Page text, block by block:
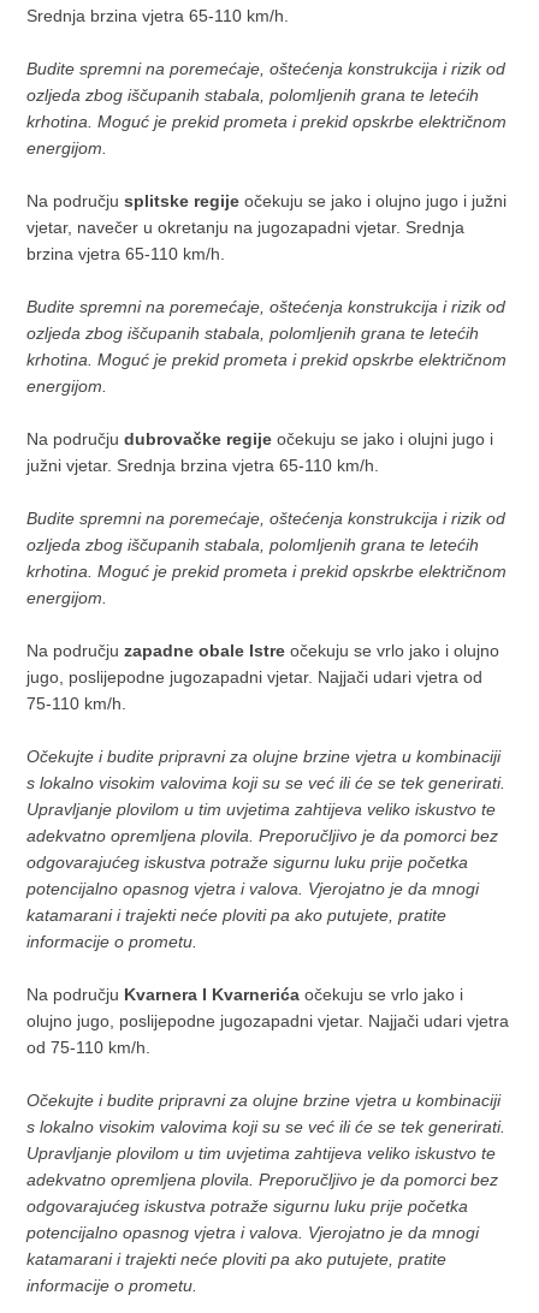
Srednja brzina vjetra 65-110 km/h.
Budite spremni na poremećaje, oštećenja konstrukcija i rizik od
ozljeda zbog iščupanih stabala, polomljenih grana te letećih
krhotina. Moguć je prekid prometa i prekid opskrbe električnom
energijom.
Na područjusplitske regije očekuju se jako i olujno jugo i južni
vjetar, navečer u okretanju na jugozapadni vjetar. Srednja
brzina vjetra 65-110 km/h.
Budite spremni na poremećaje, oštećenja konstrukcija i rizik od
ozljeda zbog iščupanih stabala, polomljenih grana te letećih
krhotina. Moguć je prekid prometa i prekid opskrbe električnom
energijom.
Na područjudubrovačke regije očekuju se jako i olujni jugo i
južni vjetar. Srednja brzina vjetra 65-110 km/h.
Budite spremni na poremećaje, oštećenja konstrukcija i rizik od
ozljeda zbog iščupanih stabala, polomljenih grana te letećih
krhotina. Moguć je prekid prometa i prekid opskrbe električnom
energijom.
Na područjuzapadne obale Istre očekuju se vrlo jako i olujno
jugo, poslijepodne jugozapadni vjetar. Najjači udari vjetra od
75-110 km/h.
Očekujte i budite pripravni za olujne brzine vjetra u kombinaciji
s lokalno visokim valovima koji su se već ili će se tek generirati.
Upravljanje plovilom u tim uvjetima zahtijeva veliko iskustvo te
adekvatno opremljena plovila. Preporučljivo je da pomorci bez
odgovarajućeg iskustva potraže sigurnu luku prije početka
potencijalno opasnog vjetra i valova. Vjerojatno je da mnogi
katamarani i trajekti neće ploviti pa ako putujete, pratite
informacije o prometu.
Na području Kvarnera I Kvarnerića očekuju se vrlo jako i
olujno jugo, poslijepodne jugozapadni vjetar. Najjači udari vjetra
od 75-110 km/h.
Očekujte i budite pripravni za olujne brzine vjetra u kombinaciji
s lokalno visokim valovima koji su se već ili će se tek generirati.
Upravljanje plovilom u tim uvjetima zahtijeva veliko iskustvo te
adekvatno opremljena plovila. Preporučljivo je da pomorci bez
odgovarajućeg iskustva potraže sigurnu luku prije početka
potencijalno opasnog vjetra i valova. Vjerojatno je da mnogi
katamarani i trajekti neće ploviti pa ako putujete, pratite
informacije o prometu.